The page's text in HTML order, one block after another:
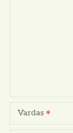
Vardas